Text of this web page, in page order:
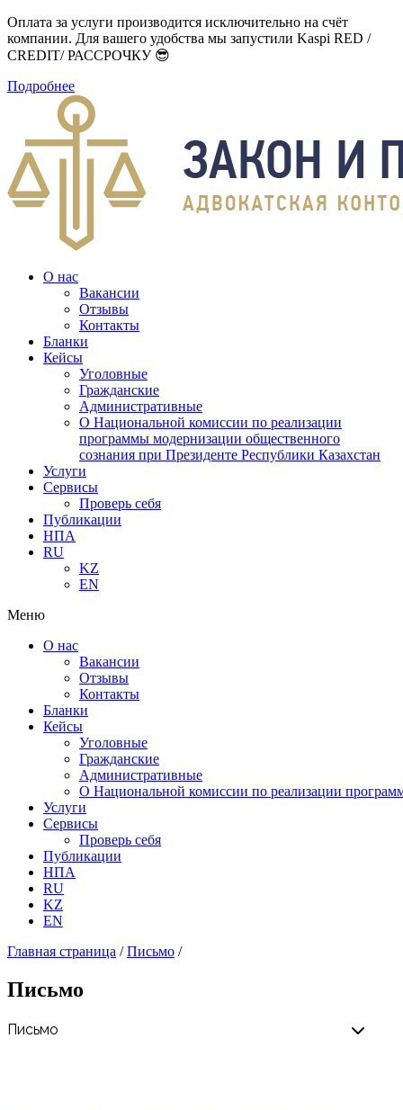
Оплата за услуги производится исключительно на счёт
компании. Для вашего удобства мы запустили Kaspi RED /
CREDIT/ РАССРОЧКУ 😎
Подробнее
О нас
Вакансии
Отзывы
Контакты
Бланки
Кейсы
Уголовные
Гражданские
Административные
О Национальной комиссии по реализации
программы модернизации общественного
сознания при Президенте Республики Казахстан
Услуги
Сервисы
Проверь себя
Публикации
НПА
RU
KZ
EN
Меню
О нас
Вакансии
Отзывы
Контакты
Бланки
Кейсы
Уголовные
Гражданские
Административные
О Национальной комиссии по реализации
Услуги
Сервисы
Проверь себя
Публикации
НПА
RU
KZ
EN
Главная страница /Письмо /
Письмо